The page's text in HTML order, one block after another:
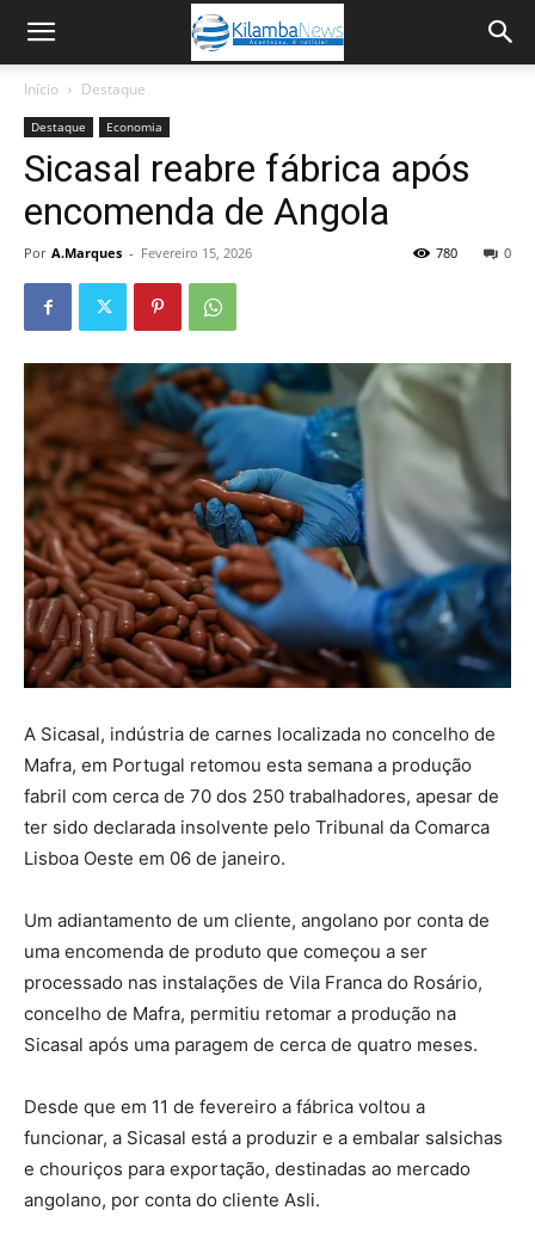
Início Destaque
Destaque Economia
Sicasal reabre fábrica após
encomenda de Angola
Por A.Marques - Fevereiro 15, 2026 0
780
A Sicasal, indústria de carnes localizada no concelho de
Mafra, em Portugal retomou esta semana a produção
fabril com cerca de 70 dos 250 trabalhadores, apesar de
ter sido declarada insolvente pelo Tribunal da Comarca
Lisboa Oeste em 06 de janeiro.
Um adiantamento de um cliente, angolano por conta de
uma encomenda de produto que começou a ser
processado nas instalações de Vila Franca do Rosário,
concelho de Mafra, permitiu retomar a produção na
Sicasal após uma paragem de cerca de quatro meses.
Desde que em 11 de fevereiro a fábrica voltou a
funcionar, a Sicasal está a produzir e a embalar salsichas
e chouriços para exportação, destinadas ao mercado
angolano, por conta do cliente Asli.